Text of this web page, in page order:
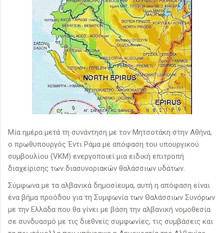
Μία ημέρα μετά τη συνάντηση με τον Μητσοτάκη στην Αθήνα,
ο πρωθυπουργός Έντι Ράμα με απόφαση του υπουργικού
συμβουλίου (VKM) ενεργοποιεί μια ειδική επιτροπή
διαχείρισης των διασυνοριακών θαλάσσιων υδάτων.
Σύμφωνα με τα αλβανικά δημοσίευμα, αυτή η απόφαση είναι
ένα βήμα προόδου για τη Συμφωνία των Θαλάσσιων Συνόρων
με την Ελλάδα που θα γίνει με βάση την αλβανική νομοθεσία
σε συνδυασμό με τις διεθνείς συμφωνίες, τις συμβάσεις και